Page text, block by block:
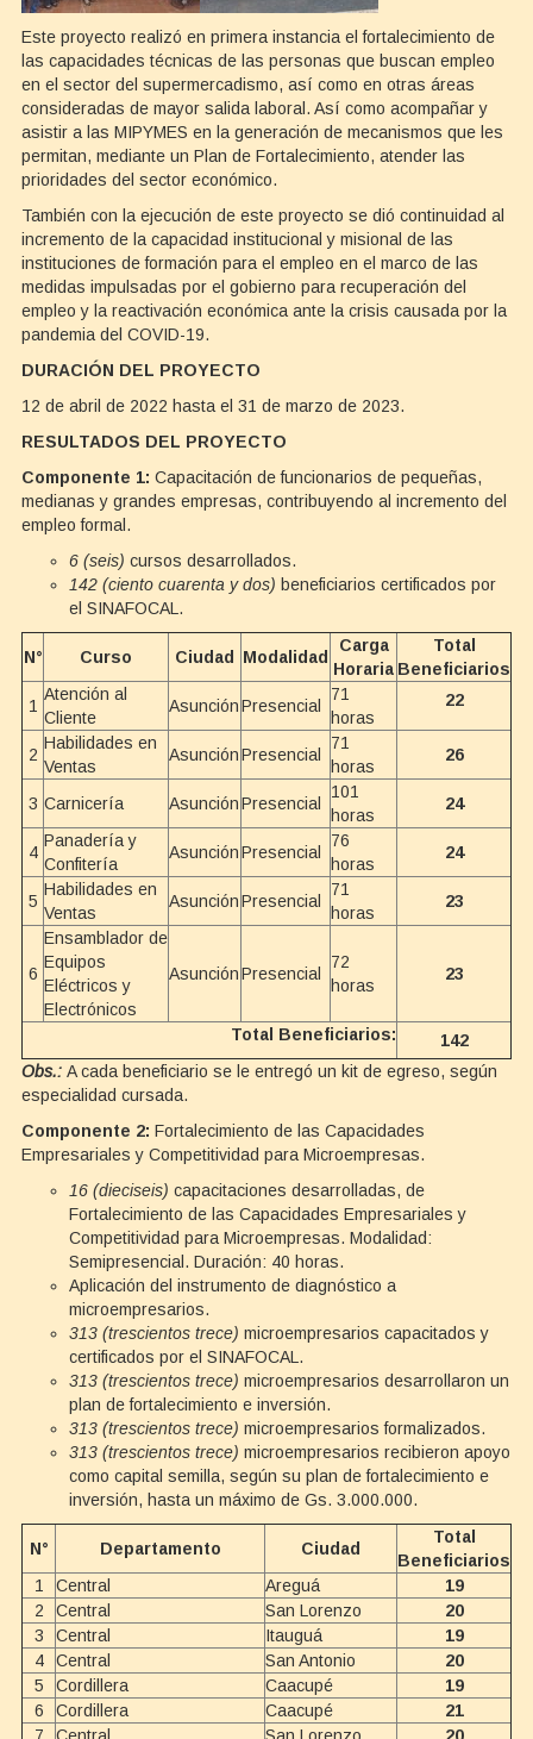
Este proyecto realizó en primera instancia el fortalecimiento de
las capacidades técnicas de las personas que buscan empleo
en el sector del supermercadismo, así como en otras áreas
consideradas de mayor salida laboral. Así como acompañar y
asistir a las MIPYMES en la generación de mecanismos que les
permitan, mediante un Plan de Fortalecimiento, atender las
prioridades del sector económico.
También con la ejecución de este proyecto se dió continuidad al
incremento de la capacidad institucional y misional de las
instituciones de formación para el empleo en el marco de las
medidas impulsadas por el gobierno para recuperación del
empleo y la reactivación económica ante la crisis causada por la
pandemia del COVID-19.
DURACIÓN DEL PROYECTO
12 de abril de 2022 hasta el 31 de marzo de 2023.
RESULTADOS DEL PROYECTO
Componente 1: Capacitación de funcionarios de pequeñas,
medianas y grandes empresas, contribuyendo al incremento del
empleo formal.
6 (seis) cursos desarrollados.
142 (ciento cuarenta y dos) beneficiarios certificados por
el SINAFOCAL.
N° Curso Ciudad Modalidad
Carga
Horaria
Total
Beneficiarios
1
Atención al
Cliente
AsunciónPresencial
71
horas
22
2
Habilidades en
Ventas
AsunciónPresencial
71
horas
26
3 Carnicería AsunciónPresencial
101
horas
24
4
Panadería y
Confitería
AsunciónPresencial
76
horas
24
5
Habilidades en
Ventas
AsunciónPresencial
71
horas
23
6
Ensamblador de
Equipos
Eléctricos y
Electrónicos
AsunciónPresencial
72
horas
23
Total Beneficiarios:
142
Obs.: A cada beneficiario se le entregó un kit de egreso, según
especialidad cursada.
Componente 2: Fortalecimiento de las Capacidades
Empresariales y Competitividad para Microempresas.
16 (dieciseis) capacitaciones desarrolladas, de
Fortalecimiento de las Capacidades Empresariales y
Competitividad para Microempresas. Modalidad:
Semipresencial. Duración: 40 horas.
Aplicación del instrumento de diagnóstico a
microempresarios.
313 (trescientos trece) microempresarios capacitados y
certificados por el SINAFOCAL.
313 (trescientos trece) microempresarios desarrollaron un
plan de fortalecimiento e inversión.
313 (trescientos trece) microempresarios formalizados.
313 (trescientos trece) microempresarios recibieron apoyo
como capital semilla, según su plan de fortalecimiento e
inversión, hasta un máximo de Gs. 3.000.000.
N° Departamento Ciudad
Total
Beneficiarios
1
Central Areguá
19
2
Central San Lorenzo
20
3
Central Itauguá
19
4
Central San Antonio
20
5
Cordillera Caacupé
19
6
Cordillera Caacupé
21